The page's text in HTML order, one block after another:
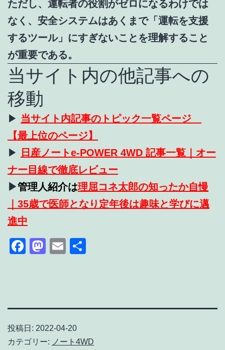
ただし、運転者の役割がゼロになるわけでは
なく、安全システムはあくまで「運転を支援
するツール」にすぎないことを理解すること
が重要である。
当サイト内の他記事への
移動
▶ 当サイト内記事のトピック一覧ページ
【最上位のページ】
▶
日産ノートe-POWER 4WD 記事一覧｜オー
ナー目線で徹底レビュー
▶管理人紹介は理屈コネ太郎の知ったか自慢
｜35歳で医師となり定年後は趣味と学びに邁
進中
Facebook
Mastodon
Email
投稿日: 2022-04-20
カテゴリー: ノート4WD